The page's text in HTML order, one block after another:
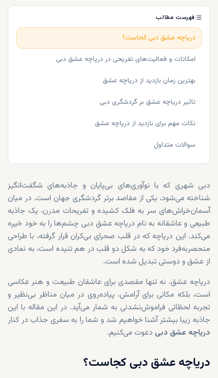
فهرست مطالب
دریاچه عشق دبی کجاست؟
امکانات و فعالیت‌های تفریحی در دریاچه عشق دبی
بهترین زمان بازدید از دریاچه عشق
تاثیر دریاچه عشق بر گردشگری دبی
نکات مهم برای بازدید از دریاچه عشق
سوالات متداول
دبی شهری که با نوآوری‌های بی‌پایان و جاذبه‌های شگفت‌انگیز
شناخته می‌شود، یکی از مقاصد برتر گردشگری جهان است. در میان
آسمان‌خراش‌های سر به فلک کشیده و تفریحات مدرن، یک جاذبه
طبیعی و عاشقانه به نام دریاچه عشق دبی چشم‌ها را به خود خیره
می‌کند. این دریاچه که در قلب صحرای بی‌کران قرار گرفته، با طراحی
منحصربه‌فرد خود که به شکل دو قلب در هم تنیده است، به نمادی
از عشق و دوستی تبدیل شده است.
دریاچه عشق، نه تنها مقصدی برای عاشقان طبیعت و هنر عکاسی
است، بلکه مکانی برای آرامش، پیاده‌روی در میان مناظر بی‌نظیر و
تجربه لحظاتی فراموش‌نشدنی به شمار می‌آید. در این مقاله با این
جاذبه زیبا بیشتر آشنا خواهیم شد و شما را به سفری جذاب در کنار
دریاچه عشق دبی دعوت می‌کنیم.
دریاچه عشق دبی کجاست؟